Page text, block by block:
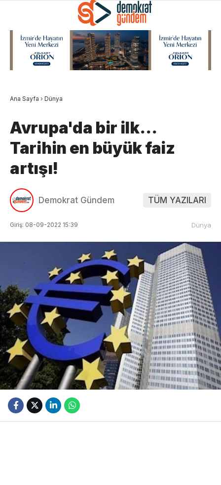
Ana Sayfa › Dünya
Avrupa'da bir ilk…
Tarihin en büyük faiz
artışı!
Demokrat Gündem TÜM YAZILARI
Giriş: 08-09-2022 15:39 Dünya